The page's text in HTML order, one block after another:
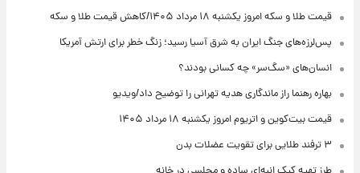
قیمت طلا و سکه امروز یکشنبه ۱۸ مرداد ۱۴۰۵/کاهش قیمت طلا و سکه
پس‌لرزه‌های جنگ ایران به شرق آسیا رسید؛ زنگ خطر برای ارتش آمریکا
انسان‌های «سگ‌سر» چه کسانی بودند؟
بهاره رهنما راز ماندگاری هدیه تهرانی را توضیح داد/ویدیو
قیمت بیت‌کوین و اتریوم امروز یکشنبه ۱۸ مرداد ۱۴۰۵
۳ ترفند طلایی برای تقویت عضلات بدن